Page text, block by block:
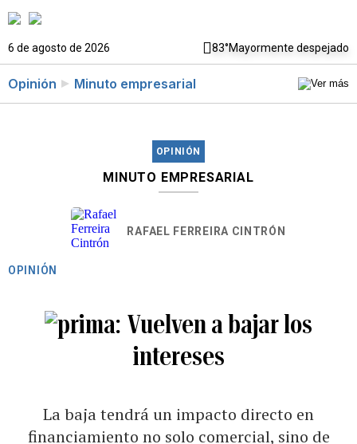
6 de agosto de 2026 83°Mayormente despejado
Opinión Minuto empresarial
OPINIÓN
MINUTO EMPRESARIAL
RAFAEL FERREIRA CINTRÓN
OPINIÓN
Vuelven a bajar los
intereses
La baja tendrá un impacto directo en
financiamiento no solo comercial, sino de